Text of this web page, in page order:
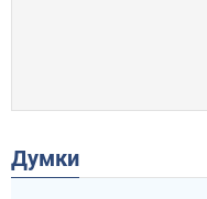
Думки